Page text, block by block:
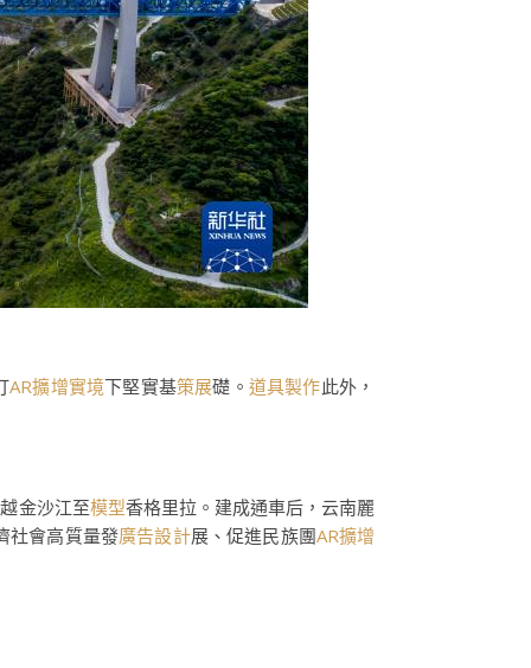
AR擴增實境下堅實基策展礎。 道具製作此外，
金沙江至模型香格里拉。建成通車后，云南麗
社會高質量發廣告設計展、促進民族團AR擴增